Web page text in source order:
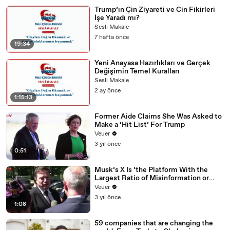
04:48
yorumlamak,
üç, bu en haklı ve hayırlı milli çözüm hizmetlerine,
sohbetlerine katılmak ve katkı sunmaktır.
04:5
5
Evet, özenti güzeldir, gerçeğe erişmenin bir
vesilesidir.
Ancak öze yönelmek, kulluk bilincine erişmek ve milli
çözümü özümsemek çok daha önemlidir ve önceliklidir.
05:0
05:11
İftiracılar ifsatçıdır.
05
:13
Allah'ın ismine, Kur'an'ın kutsiyetine ve her türlü
namusum ve şerefim üzerine yemin ederim ki,
0
5:
1
9
o itirafları ve pişmanlık duygularımı ben yazdım, eşime
aktardım, sonra Ahmet hocamızın bilgisine sunulmak
üzere Ali Çağıl ağabeyime e-mail
05:28
yolladım.
05:
Herkes biliyor ki, üstadımız internette yazmakla ve e-
19:34
Trump’ın Çin Ziyareti ve Cin Fikirleri
İşe Yaradı mı?
Sesli Makale
7 hafta önce
1:15:13
Yeni Anayasa Hazırlıkları ve Gerçek
Değişimin Temel Kuralları
Sesli Makale
2 ay önce
0:51
Former Aide Claims She Was Asked to
Make a ‘Hit List’ For Trump
Veuer
3 yıl önce
1:08
Musk’s X Is ‘the Platform With the
Largest Ratio of Misinformation or
Disinformation’ Amongst All Social
Media Platforms
Veuer
3 yıl önce
59 companies that are changing the